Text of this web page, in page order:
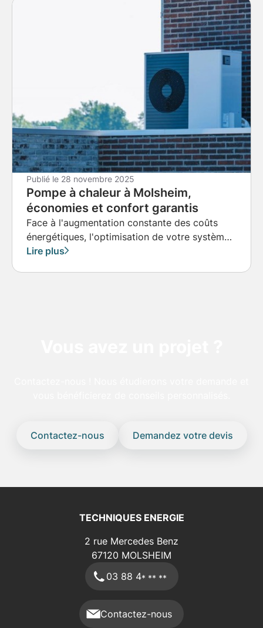
Publié le 28 novembre 2025
Pompe à chaleur à Molsheim,
économies et confort garantis
Face à l'augmentation constante des coûts
énergétiques, l'optimisation de votre système
de chauffage devient une préoccupation
Lire plus
Contactez-nous Demandez votre devis
TECHNIQUES ENERGIE
2 rue Mercedes Benz
67120 MOLSHEIM
03 88 4* ** **
Contactez-nous